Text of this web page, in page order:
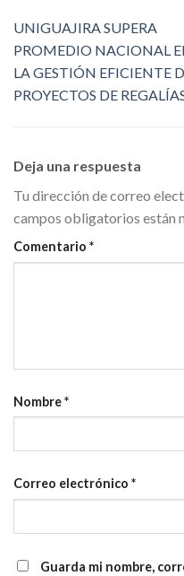
UNIGUAJIRA SUPERA
PROMEDIO NACIONAL
LA GESTIÓN EFICIENTE
PROYECTOS DE
Deja una respuesta
Tu dirección de correo
campos obligatorios están
Comentario *
Nombre*
Correo electrónico *
Guarda mi nombre,